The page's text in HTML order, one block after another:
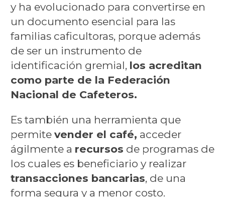
y ha evolucionado para convertirse en
un documento esencial para las
familias caficultoras, porque además
de ser un instrumento de
identificación gremial, los acreditan
como parte de la Federación
Nacional de Cafeteros.
Es también una herramienta que
permite vender el café, acceder
ágilmente a recursos de programas de
los cuales es beneficiario y realizar
transacciones bancarias, de una
forma segura y a menor costo.